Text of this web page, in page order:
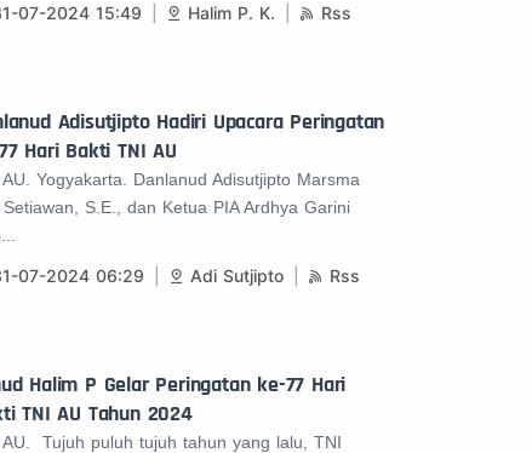
07-2024 15:49 Halim P. K. Rss
Adisutjipto Hadiri Upacara Peringatan
Hari Bakti TNI AU
Yogyakarta. Danlanud Adisutjipto Marsma
S.E., dan Ketua PIA Ardhya Garini
07-2024 06:29 Adi Sutjipto Rss
Halim P Gelar Peringatan ke-77 Hari
TNI AU Tahun 2024
AU. Tujuh puluh tujuh tahun yang lalu, TNI